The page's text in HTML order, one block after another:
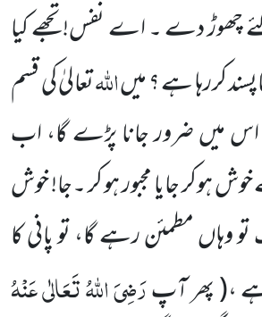
چھوڑ دے ۔ اے نفس! تجھے کیا
کررہا ہے ؟ میںاللہتعالیٰ کیقسم
اس میں ضرور جانا پڑے گا، اب
ہوکر جایا مجبور ہو کر ۔جا! خوش
تو وہاںمطمئن رہے گا، تو پانی کا
،( پھر آپرَضِیَ اللہُ تَعَالٰی عَنْہُ